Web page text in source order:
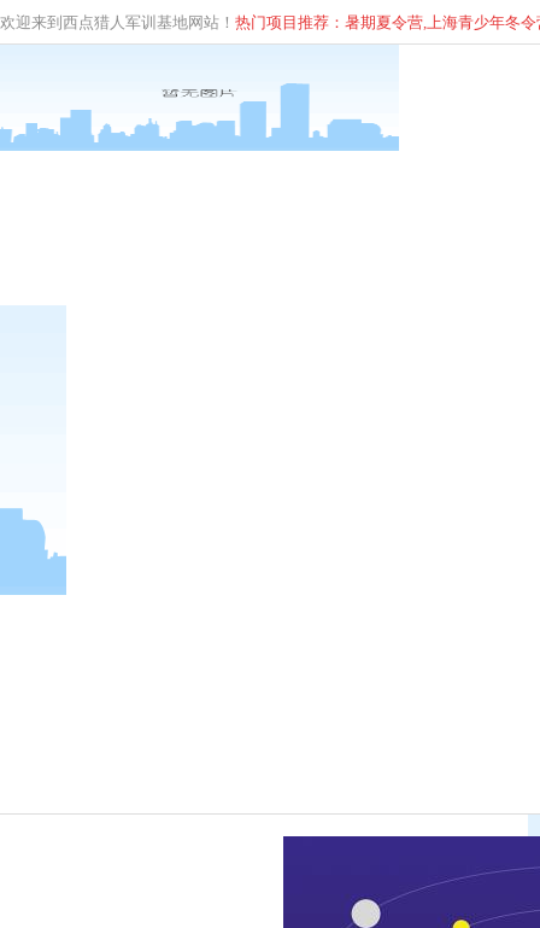
欢迎来到西点猎人军训基地网站！ 热门项目推荐：暑期夏令营,上海青少年冬令